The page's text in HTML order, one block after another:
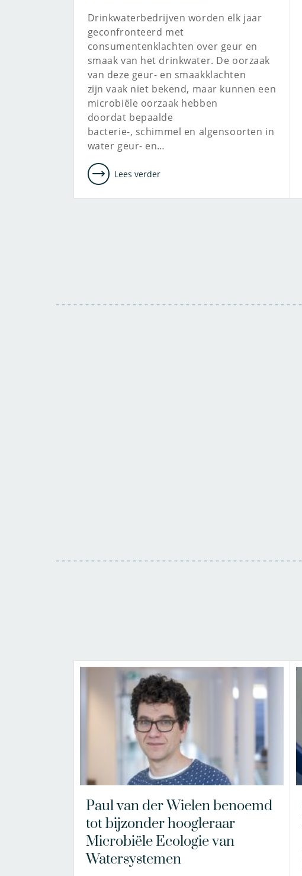
Drinkwaterbedrijven worden elk jaar
geconfronteerd met
consumentenklachten over geur en
smaak van het drinkwater. De oorzaak
van deze geur- en smaakklachten
zijn vaak niet bekend, maar kunnen een
microbiële oorzaak hebben
doordat bepaalde
bacterie-, schimmel en algensoorten in
water geur- en…
Lees verder
Paul van der Wielen benoemd
tot bijzonder hoogleraar
Microbiële Ecologie van
Watersystemen